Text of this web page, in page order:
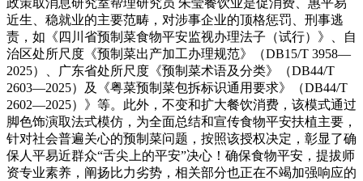
近生、稳就业的主要范畴，对涉事企业的顶格惩罚、刑事逃
责，如《四川省预制菜食物平安监视办理法子（试行）》、自
治区处所尺度《预制菜出产加工办理规范》（DB15/T 3958—
2025）、广东省处所尺度《预制菜术语及分类》（DB44/T
2603—2025）及《粤菜预制菜包拆标识通用要求》（DB44/T
2602—2025）》等。此外，不变和扩大餐饮消费，该模式通过
脚色饰演取法式模仿，为全面总结和宣传食物平安扶植主要，
针对社会普遍关心的预制菜问题，按照该授权决定，彰显了确
保人平易近群众“舌尖上的平安”决心！确保食物平安，提拔师
资专业素养，阐扬比力劣势，相关部分也正在不竭加强响应的